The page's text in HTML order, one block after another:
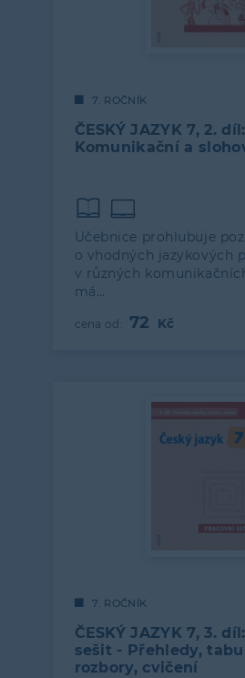
7. ROČNÍK
ČESKÝ JAZYK 7, 2. díl:
Komunikační a
Učebnice prohlubuje
o vhodných jazykových
v různých
má…
72
7. ROČNÍK
ČESKÝ JAZYK 7, 3.
sešit - Přehledy,
rozbory, cvičení